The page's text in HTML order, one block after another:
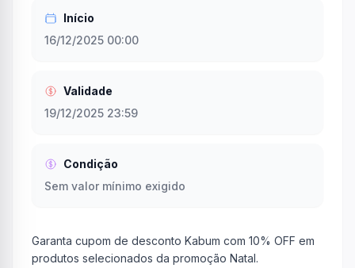
Início
16/12/2025 00:00
Validade
19/12/2025 23:59
Condição
Sem valor mínimo exigido
Garanta cupom de desconto Kabum com 10% OFF em
produtos selecionados da promoção Natal.